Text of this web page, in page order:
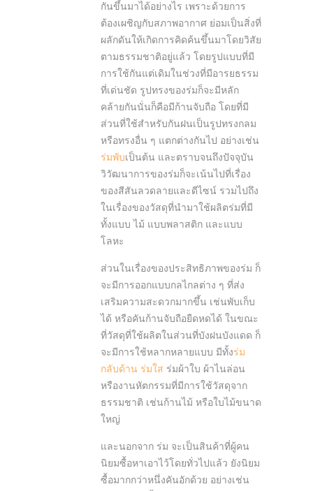
กันขึ้นมาได้อย่างไร เพราะด้วยการ
ต้องเผชิญกับสภาพอากาศ ย่อมเป็นสิ่งที่
ผลักดันให้เกิดการคิดค้นขึ้นมาโดยวิสัย
ตามธรรมชาติอยู่แล้ว โดยรูปแบบที่มี
การใช้กันแต่เดิมในช่วงที่มีอารยธรรม
ที่เด่นชัด รูปทรงของร่มก็จะมีหลัก
คล้ายกันนั่นก็คือมีก้านจับถือ โดยที่มี
ส่วนที่ใช้สำหรับกันฝนเป็นรูปทรงกลม
หรือทรงอื่น ๆ แตกต่างกันไป อย่างเช่น
ร่มพับเป็นต้น และตราบจนถึงปัจจุบัน
วิวัฒนาการของร่มก็จะเน้นไปที่เรื่อง
ของสีสันลวดลายและดีไซน์ รวมไปถึง
ในเรื่องของวัสดุที่นำมาใช้ผลิตร่มที่มี
ทั้งแบบ ไม้ แบบพลาสติก และแบบ
โลหะ
ส่วนในเรื่องของประสิทธิภาพของร่ม ก็
จะมีการออกแบบกลไกลต่าง ๆ ที่ส่ง
เสริมความสะดวกมากขึ้น เช่นพับเก็บ
ได้ หรือคันก้านจับถือยืดหดได้ ในขณะ
ที่วัสดุที่ใช้ผลิตในส่วนที่บังฝนบังแดด ก็
จะมีการใช้หลากหลายแบบ มีทั้งร่ม
กลับด้าน ร่มใส ร่มผ้าใบ ผ้าไนล่อน
หรืองานหัตกรรมที่มีการใช้วัสดุจาก
ธรรมชาติ เช่นก้านไม้ หรือใบไม้ขนาด
ใหญ่
และนอกจาก ร่ม จะเป็นสินค้าที่ผู้คน
นิยมซื้อหาเอาไว้โดยทั่วไปแล้ว ยังนิยม
ซื้อมากกว่าหนึ่งคันอักด้วย อย่างเช่น